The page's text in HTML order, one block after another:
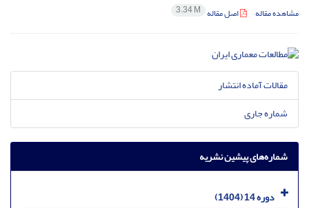
مشاهده مقاله اصل مقاله 3.34 M
مقالات آماده انتشار
شماره جاری
شماره‌های پیشین نشریه
دوره 14 (1404)